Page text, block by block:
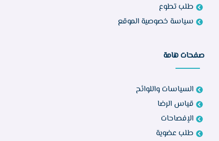
طلب تطوع
سياسة خصوصية الموقع
صفحات هامة
السياسات واللوائح
قياس الرضا
الإفصاحات
طلب عضوية